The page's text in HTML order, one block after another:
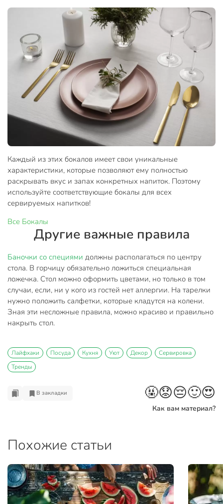
Каждый из этих бокалов имеет свои уникальные
характеристики, которые позволяют ему полностью
раскрывать вкус и запах конкретных напиток. Поэтому
используйте соответствующие бокалы для всех
сервируемых напитков!
Все Бокалы
Другие важные правила
Баночки со специями должны располагаться по центру
стола. В горчицу обязательно ложиться специальная
ложечка. Стол можно оформить цветами, но только в том
случаи, если, ни у кого из гостей нет аллергии. На тарелки
нужно положить салфетки, которые кладутся на колени.
Зная эти несложные правила, можно красиво и правильно
накрыть стол.
Лайфхаки Посуда Кухня Уют Декор
Сервировка
Тренды
В закладки 🤬😟😔🙂😍
Как вам материал?
Похожие статьи